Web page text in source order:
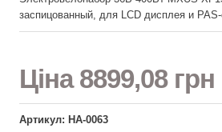
заспицованный, для LCD дисплея и
Ціна8899,08 грн
Артикул: НА-0063